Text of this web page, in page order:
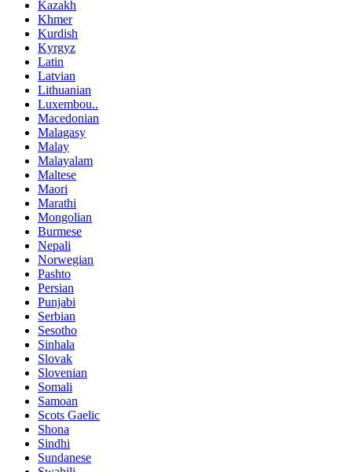
Kazakh
Khmer
Kurdish
Kyrgyz
Latin
Latvian
Lithuanian
Luxembou..
Macedonian
Malagasy
Malay
Malayalam
Maltese
Maori
Marathi
Mongolian
Burmese
Nepali
Norwegian
Pashto
Persian
Punjabi
Serbian
Sesotho
Sinhala
Slovak
Slovenian
Somali
Samoan
Scots Gaelic
Shona
Sindhi
Sundanese